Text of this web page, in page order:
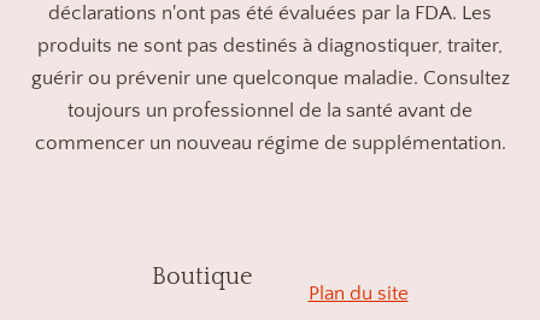
déclarations n'ont pas été évaluées par la FDA. Les
produits ne sont pas destinés à diagnostiquer, traiter,
guérir ou prévenir une quelconque maladie. Consultez
toujours un professionnel de la santé avant de
commencer un nouveau régime de supplémentation.
Boutique
Plan du site